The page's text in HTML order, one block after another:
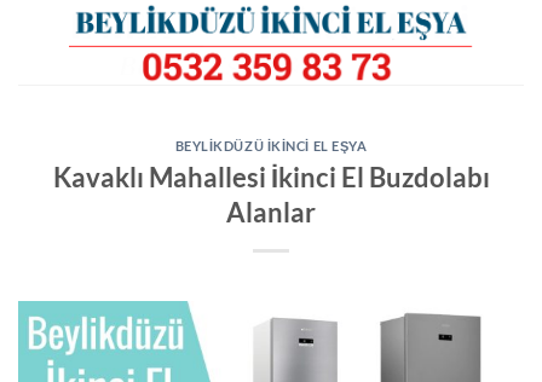
BEYLIKDÜZÜ İKINCI EL EŞYA
Kavaklı Mahallesi İkinci El Buzdolabı
Alanlar